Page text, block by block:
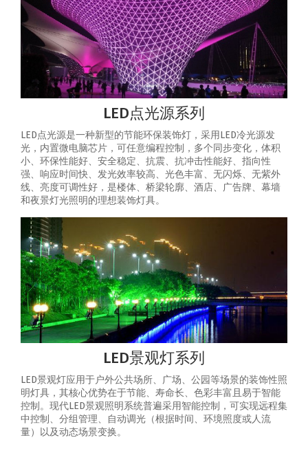
LED点光源系列
LED点光源是一种新型的节能环保装饰灯，采用LED冷光源发
光，内置微电脑芯片，可任意编程控制，多个同步变化，体积
小、环保性能好、安全稳定、抗震、抗冲击性能好、指向性
强、响应时间快、发光效率较高、光色丰富、无闪烁、无紫外
线、亮度可调性好，是楼体、桥梁轮廓、酒店、广告牌、幕墙
和夜景灯光照明的理想装饰灯具。
LED景观灯系列
LED景观灯应用于户外公共场所、广场、公园等场景的装饰性照
明灯具，其核心优势在于节能、寿命长、色彩丰富且易于智能
控制‌。‌现代LED景观照明系统普遍采用智能控制，可实现‌远程集
中控制、分组管理、自动调光（根据时间、环境照度或人流
量）以及动态场景变换‌。